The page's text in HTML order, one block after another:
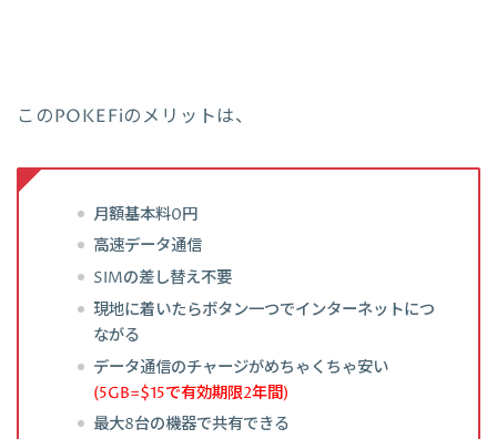
このPOKEFiのメリットは、
月額基本料0円
高速データ通信
SIMの差し替え不要
現地に着いたらボタン一つでインターネットにつ
ながる
データ通信のチャージがめちゃくちゃ安い
(5GB=$15で有効期限2年間)
最大8台の機器で共有できる